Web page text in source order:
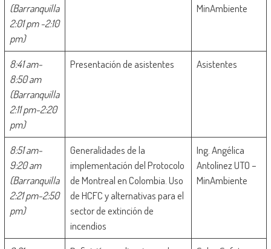
(Barranquilla
2:01 pm -2:10
pm)
MinAmbiente
8:41 am-
8:50 am
(Barranquilla
2:11 pm-2:20
pm)
Presentación de asistentes Asistentes
8:51 am-
9:20 am
(Barranquilla
2:21 pm-2:50
pm)
Generalidades de la
implementación del Protocolo
de Montreal en Colombia. Uso
de HCFC y alternativas para el
sector de extinción de
incendios
Ing. Angélica
Antolínez UTO –
MinAmbiente